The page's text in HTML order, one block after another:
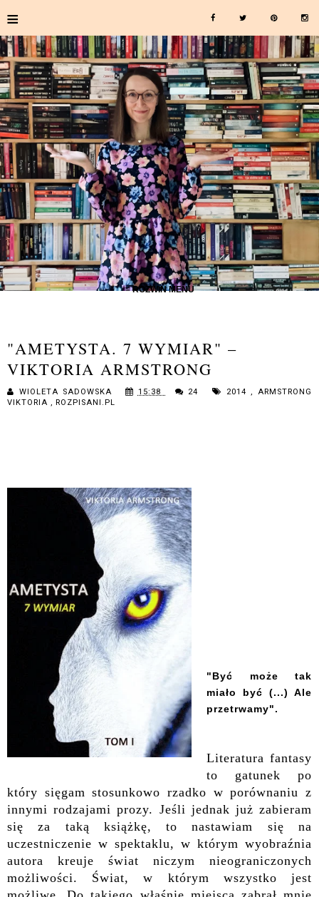
≡
≡ ROZWIŃ MENU
"AMETYSTA. 7 WYMIAR" –
VIKTORIA ARMSTRONG
WIOLETA SADOWSKA 15:38 24 2014,ARMSTRONG
VIKTORIA , ROZPISANI.PL
"Być może tak
miało być (...) Ale
przetrwamy".
Literatura fantasy
to gatunek po
który sięgam stosunkowo rzadko w porównaniu z
innymi rodzajami prozy. Jeśli jednak już zabieram
się za taką książkę, to nastawiam się na
uczestniczenie w spektaklu, w którym wyobraźnia
autora kreuje świat niczym nieograniczonych
możliwości. Świat, w którym wszystko jest